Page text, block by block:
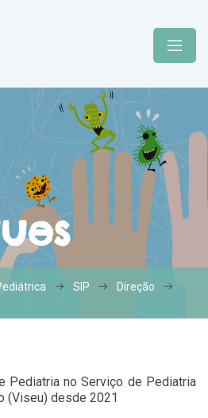
SIP
Direção
Pediatria no Serviço de Pediatria
(Viseu) desde 2021